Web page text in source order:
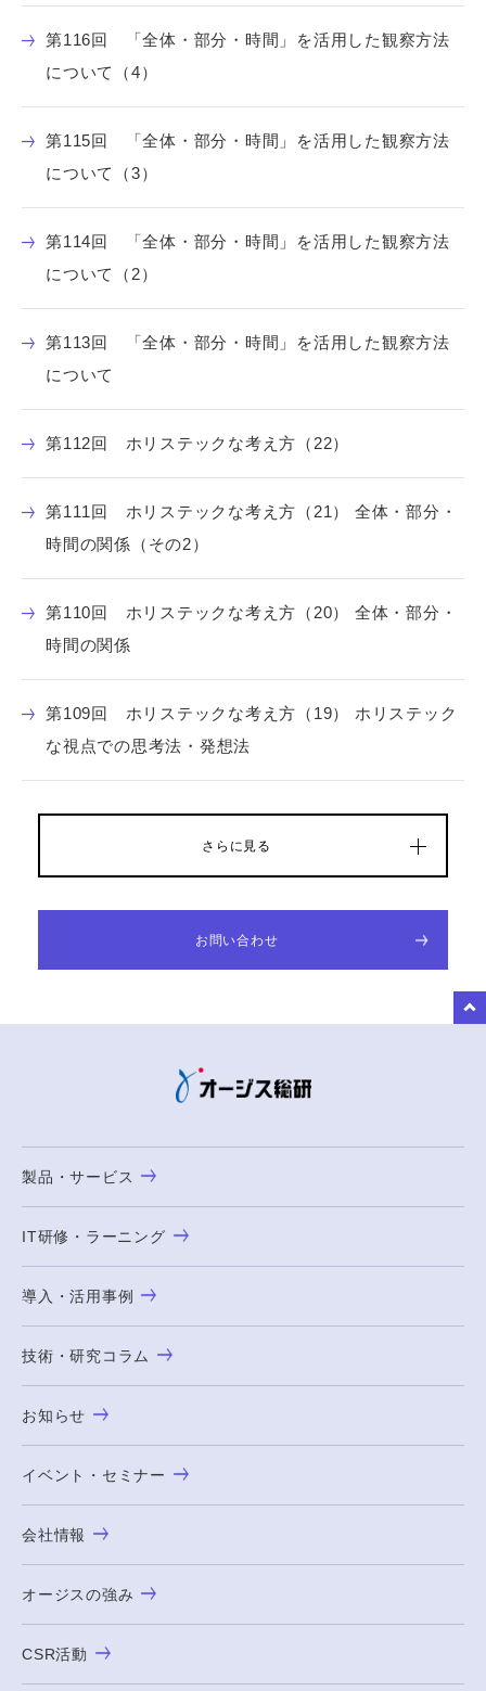
第116回 「全体・部分・時間」を活用した観察方法
について（4）
第115回 「全体・部分・時間」を活用した観察方法
について（3）
第114回 「全体・部分・時間」を活用した観察方法
について（2）
第113回 「全体・部分・時間」を活用した観察方法
について
第112回 ホリステックな考え方（22）
第111回 ホリステックな考え方（21） 全体・部分・
時間の関係（その2）
第110回 ホリステックな考え方（20） 全体・部分・
時間の関係
第109回 ホリステックな考え方（19） ホリステック
な視点での思考法・発想法
さらに見る
お問い合わせ
製品・サービス
IT研修・ラーニング
導入・活用事例
技術・研究コラム
お知らせ
イベント・セミナー
会社情報
オージスの強み
CSR活動